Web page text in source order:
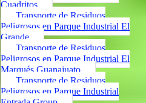
Cuadritos
Transporte de Residuos
Peligrosos en Parque Industrial El
Grande
Transporte de Residuos
Peligrosos en Parque Industrial El
Marqués Guanajuato
Transporte de Residuos
Peligrosos en Parque Industrial